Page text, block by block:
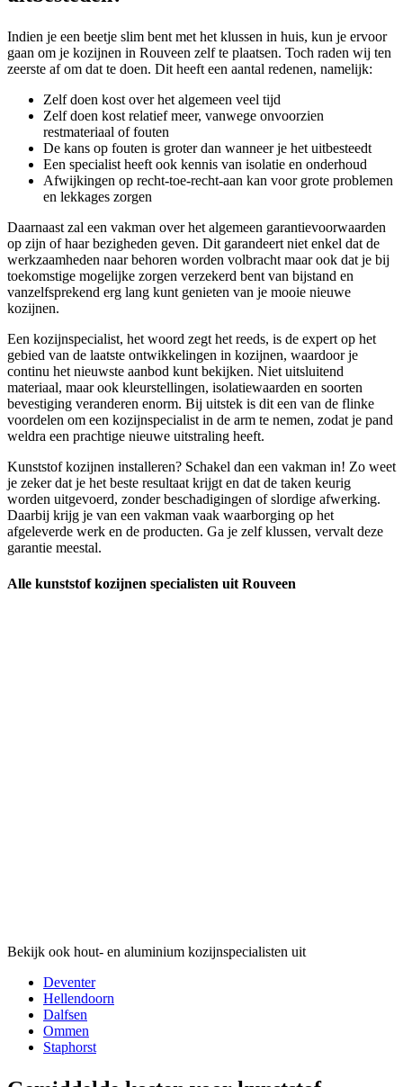
Indien je een beetje slim bent met het klussen in huis, kun je ervoor
gaan om je kozijnen in Rouveen zelf te plaatsen. Toch raden wij ten
zeerste af om dat te doen. Dit heeft een aantal redenen, namelijk:
Zelf doen kost over het algemeen veel tijd
Zelf doen kost relatief meer, vanwege onvoorzien
restmateriaal of fouten
De kans op fouten is groter dan wanneer je het uitbesteedt
Een specialist heeft ook kennis van isolatie en onderhoud
Afwijkingen op recht-toe-recht-aan kan voor grote problemen
en lekkages zorgen
Daarnaast zal een vakman over het algemeen garantievoorwaarden
op zijn of haar bezigheden geven. Dit garandeert niet enkel dat de
werkzaamheden naar behoren worden volbracht maar ook dat je bij
toekomstige mogelijke zorgen verzekerd bent van bijstand en
vanzelfsprekend erg lang kunt genieten van je mooie nieuwe
kozijnen.
Een kozijnspecialist, het woord zegt het reeds, is de expert op het
gebied van de laatste ontwikkelingen in kozijnen, waardoor je
continu het nieuwste aanbod kunt bekijken. Niet uitsluitend
materiaal, maar ook kleurstellingen, isolatiewaarden en soorten
bevestiging veranderen enorm. Bij uitstek is dit een van de flinke
voordelen om een kozijnspecialist in de arm te nemen, zodat je pand
weldra een prachtige nieuwe uitstraling heeft.
Kunststof kozijnen installeren? Schakel dan een vakman in! Zo weet
je zeker dat je het beste resultaat krijgt en dat de taken keurig
worden uitgevoerd, zonder beschadigingen of slordige afwerking.
Daarbij krijg je van een vakman vaak waarborging op het
afgeleverde werk en de producten. Ga je zelf klussen, vervalt deze
garantie meestal.
Alle kunststof kozijnen specialisten uit Rouveen
Bekijk ook hout- en aluminium kozijnspecialisten uit
Deventer
Hellendoorn
Dalfsen
Ommen
Staphorst